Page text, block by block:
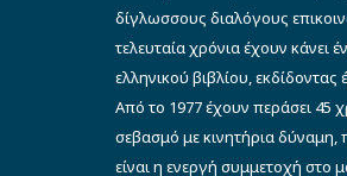
δίγλωσσους διαλόγους
τελευταία χρόνια έχουν κάνει
ελληνικού βιβλίου,
Από το 1977 έχουν περάσει 45
σεβασμό με κινητήρια
είναι η ενεργή συμμετοχή στο